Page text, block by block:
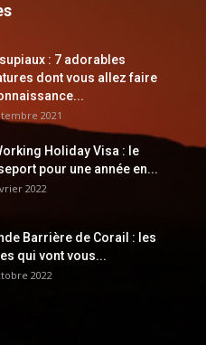
: 7 adorables
dont vous allez faire
2021
Holiday Visa : le
pour une année en...
2022
Barrière de Corail : les
qui vont vous...
2022